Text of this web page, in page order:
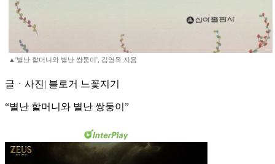
▲'별난 할머니와 별난 쌍둥이', 김영옥 지음
글ㆍ사진| 블로거 느꽃지기
“별난 할머니와 별난 쌍둥이”